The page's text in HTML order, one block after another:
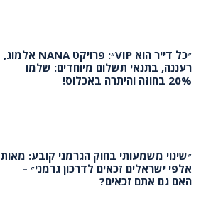
״כל דייר הוא VIP״: פרויקט NANA אלמוג,
רעננה, בתנאי תשלום מיוחדים: שלמו
20% בחוזה והיתרה באכלוס!
״שינוי משמעותי בחוק הגרמני קובע: מאות
אלפי ישראלים זכאים לדרכון גרמני״ –
האם גם אתם זכאים?